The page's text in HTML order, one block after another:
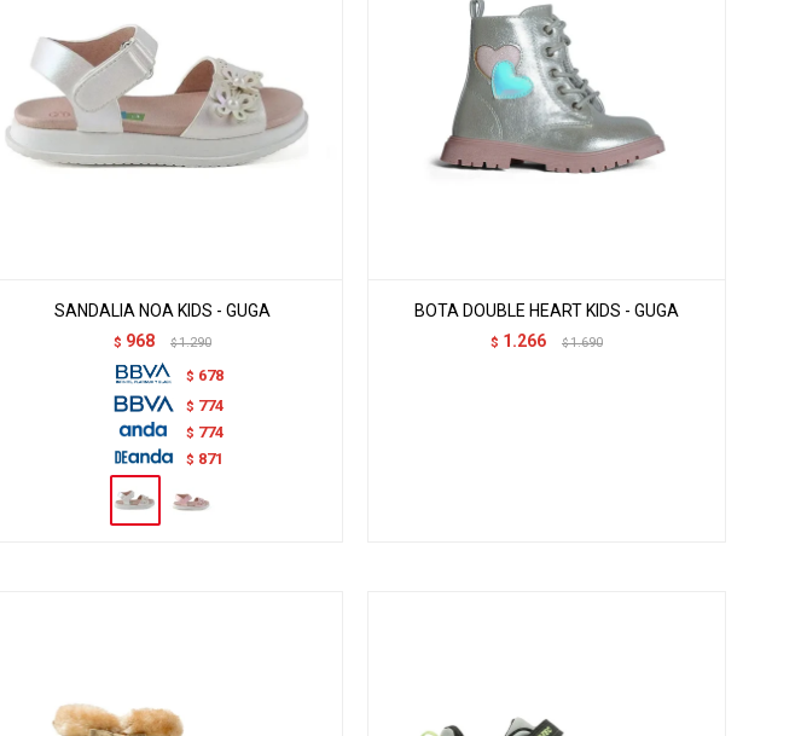
SANDALIA NOA KIDS - GUGA
$ 968 $ 1.290
$ 678
$ 774
$ 774
$ 871
BOTA DOUBLE HEART KIDS - GUGA
$ 1.266 $ 1.690